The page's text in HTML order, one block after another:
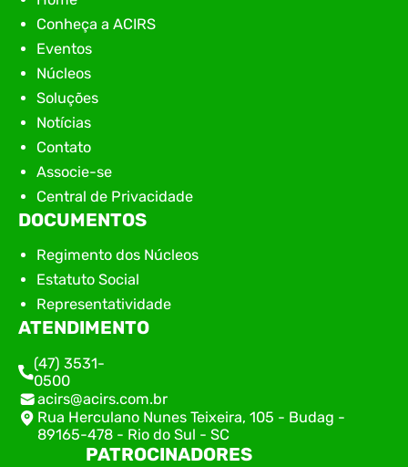
Conheça a ACIRS
Eventos
Núcleos
Soluções
Notícias
Contato
Associe-se
Central de Privacidade
DOCUMENTOS
Regimento dos Núcleos
Estatuto Social
Representatividade
ATENDIMENTO
(47) 3531-
0500
acirs@acirs.com.br
Rua Herculano Nunes Teixeira, 105 - Budag -
89165-478 - Rio do Sul - SC
PATROCINADORES